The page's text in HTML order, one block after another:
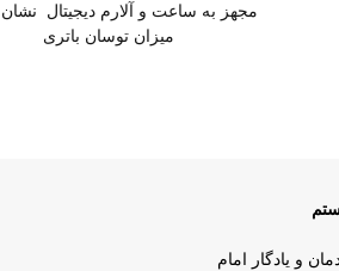
مجهز به ساعت و آلارم دیجیتال نشان
میزان توسان باتری
و یادگار امام